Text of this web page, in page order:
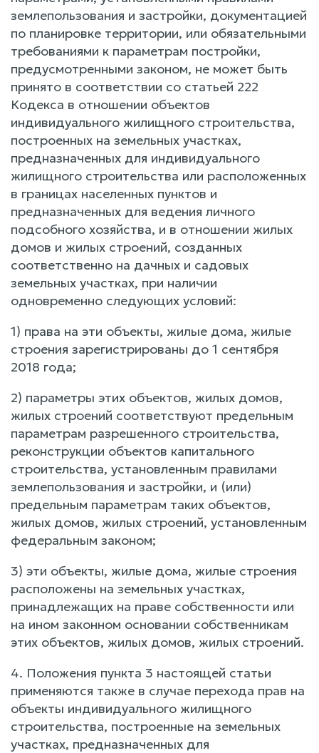
землепользования и застройки, документацией
по планировке территории, или обязательными
требованиями к параметрам постройки,
предусмотренными законом, не может быть
принято в соответствии со статьей 222
Кодекса в отношении объектов
индивидуального жилищного строительства,
построенных на земельных участках,
предназначенных для индивидуального
жилищного строительства или расположенных
в границах населенных пунктов и
предназначенных для ведения личного
подсобного хозяйства, и в отношении жилых
домов и жилых строений, созданных
соответственно на дачных и садовых
земельных участках, при наличии
одновременно следующих условий:
1) права на эти объекты, жилые дома, жилые
строения зарегистрированы до 1 сентября
2018 года;
2) параметры этих объектов, жилых домов,
жилых строений соответствуют предельным
параметрам разрешенного строительства,
реконструкции объектов капитального
строительства, установленным правилами
землепользования и застройки, и (или)
предельным параметрам таких объектов,
жилых домов, жилых строений, установленным
федеральным законом;
3) эти объекты, жилые дома, жилые строения
расположены на земельных участках,
принадлежащих на праве собственности или
на ином законном основании собственникам
этих объектов, жилых домов, жилых строений.
4. Положения пункта 3 настоящей статьи
применяются также в случае перехода прав на
объекты индивидуального жилищного
строительства, построенные на земельных
участках, предназначенных для